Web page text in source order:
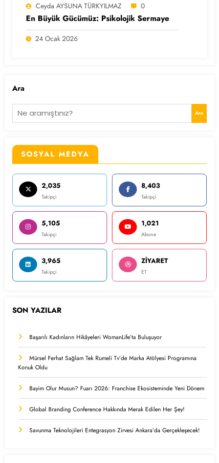
Ceyda AYSUNA TÜRKYILMAZ 0
En Büyük Gücümüz: Psikolojik Sermaye
24 Ocak 2026
Ara
Ara
SOSYAL MEDYA
2,035
Takipçi
8,403
Takipçi
5,105
Takipçi
1,021
Abone
3,965
Takipçi
ZİYARET
ET
SON YAZILAR
Başarılı Kadınların Hikâyeleri WomanLife’ta Buluşuyor
Mürsel Ferhat Sağlam Tek Rumeli Tv’de Marka Atölyesi Programına
Konuk Oldu
Bayim Olur Musun? Fuarı 2026: Franchise Ekosisteminde Yeni Dönem
Global Branding Conference Hakkında Merak Edilen Her Şey!
Savunma Teknolojileri Entegrasyon Zirvesi Ankara’da Gerçekleşecek!